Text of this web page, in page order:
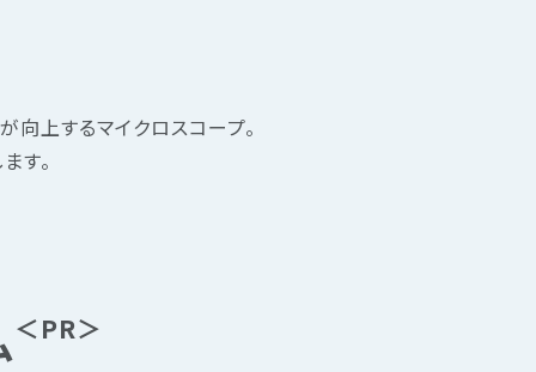
向上するマイクロスコープ。
す。
＜PR＞